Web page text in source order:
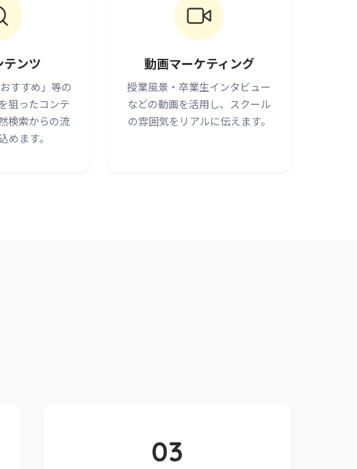
テンツ
すすめ」等の
狙ったコンテ
検索からの流
めます。
動画マーケティング
授業風景・卒業生インタビュー
などの動画を活用し、スクール
の雰囲気をリアルに伝えます。
03